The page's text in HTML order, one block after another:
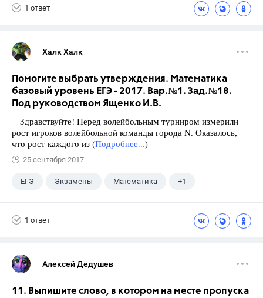
1 ответ
Халк Халк
Помогите выбрать утверждения. Математика
базовый уровень ЕГЭ - 2017. Вар.№1. Зад.№18.
Под руководством Ященко И.В.
Здравствуйте! Перед волейбольным турниром измерили
рост игроков волейбольной команды города N. Оказалось,
что рост каждого из (Подробнее...)
25 сентября 2017
ЕГЭ Экзамены Математика +1
1 ответ
Алексей Дедушев
11. Выпишите слово, в котором на месте пропуска